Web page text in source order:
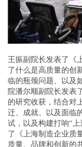
王振副院长发表了《
了什么是高质量的创
临的瓶颈问题、以及
院潘尔顺副院长发表
的研究收获，结合对
迁、成就、以及面临
试，以及构建打响“
了《上海制造企业质
质量、品牌和创新的